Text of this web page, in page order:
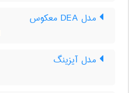
مدل DEA معکوس
مدل آیزینگ